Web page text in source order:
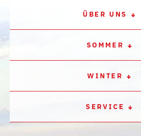
ÜBER UNS
SOMMER
WINTER
SERVICE